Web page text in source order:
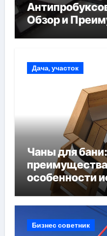
Обзор и
Дача, участок
Чаны для бани:
особенности
Бизнес советник